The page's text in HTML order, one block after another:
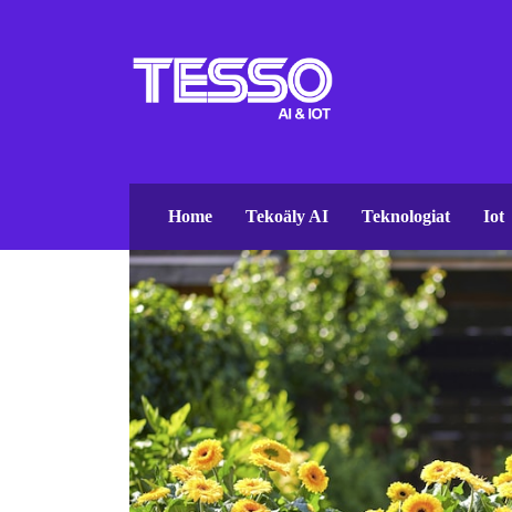
Home Tekoäly AI Teknologiat Iot